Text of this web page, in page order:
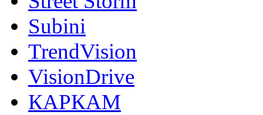
Subini
TrendVision
VisionDrive
КАРКАМ